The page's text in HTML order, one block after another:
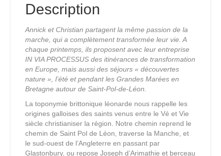
Description
Annick et Christian partagent la même passion de la
marche, qui a complètement transformée leur vie. A
chaque printemps, ils proposent avec leur entreprise
IN VIA PROCESSUS des itinérances de transformation
en Europe, mais aussi des séjours « découvertes
nature », l’été et pendant les Grandes Marées en
Bretagne autour de Saint-Pol-de-Léon.
La toponymie brittonique léonarde nous rappelle les
origines galloises des saints venus entre le Vé et Vie
siècle christianiser la région. Notre chemin reprend le
chemin de Saint Pol de Léon, traverse la Manche, et
le sud-ouest de l’Angleterre en passant par
Glastonbury, ou repose Joseph d’Arimathie et berceau